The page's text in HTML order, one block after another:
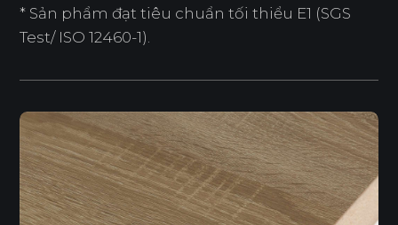
* Sản phẩm đạt tiêu chuẩn tối thiểu E1 (SGS
Test/ ISO 12460-1).